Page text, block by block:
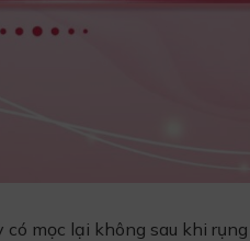
có mọc lại không sau khi